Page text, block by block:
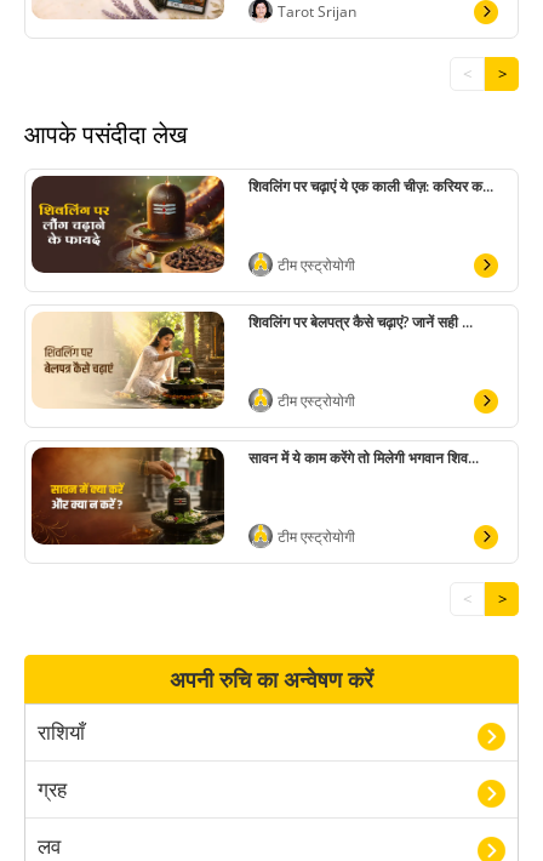
Tarot Srijan
< >
आपके पसंदीदा लेख
शिवलिंग पर चढ़ाएं ये एक काली चीज़: करियर क...
टीम एस्ट्रोयोगी
शिवलिंग पर बेलपत्र कैसे चढ़ाएं? जानें सही ...
टीम एस्ट्रोयोगी
सावन में ये काम करेंगे तो मिलेगी भगवान शिव...
टीम एस्ट्रोयोगी
< >
अपनी रुचि का अन्वेषण करें
राशियाँ
ग्रह
लव